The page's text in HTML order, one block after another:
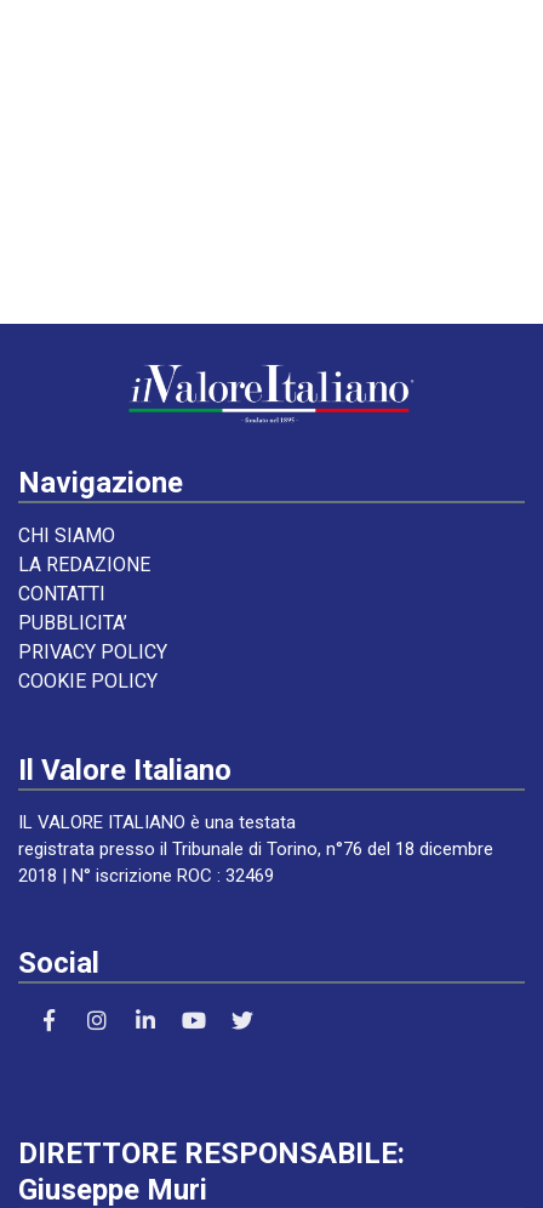
Navigazione
CHI SIAMO
LA REDAZIONE
CONTATTI
PUBBLICITA’
PRIVACY POLICY
COOKIE POLICY
Il Valore Italiano
IL VALORE ITALIANO è una testata
registrata presso il Tribunale di Torino, n°76 del 18 dicembre
2018 | N° iscrizione ROC : 32469
Social
DIRETTORE RESPONSABILE:
Giuseppe Muri